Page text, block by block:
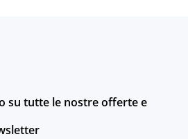
su tutte le nostre offerte e